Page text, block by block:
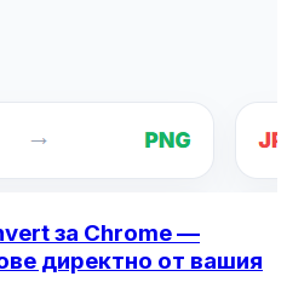
за Chrome —
директно от вашия